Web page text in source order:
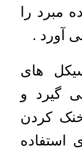
مبرد را
آورد .
های
گیرد و
کردن
استفاده